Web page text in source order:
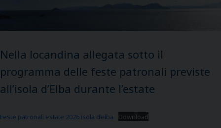
Nella locandina allegata sotto il
programma delle feste patronali previste
all’isola d’Elba durante l’estate
Feste patronali estate 2026 isola d’elba Download